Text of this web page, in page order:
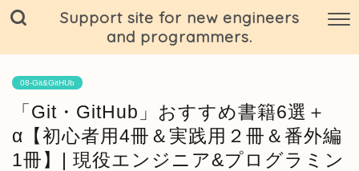
Support site for new engineers
and programmers.
08-Git&GitHUb
「Git・GitHub」おすすめ書籍6選＋
α【初心者用4冊＆実践用２冊＆番外編
1冊】| 現役エンジニア&プログラミン